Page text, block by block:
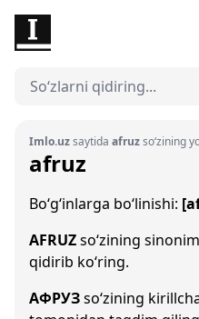
Imlo.uzsaytida afruzso‘zining
afruz
Bo‘g‘inlarga bo‘linishi:
AFRUZso‘zining
qidirib ko‘ring.
АФРУЗso‘zining